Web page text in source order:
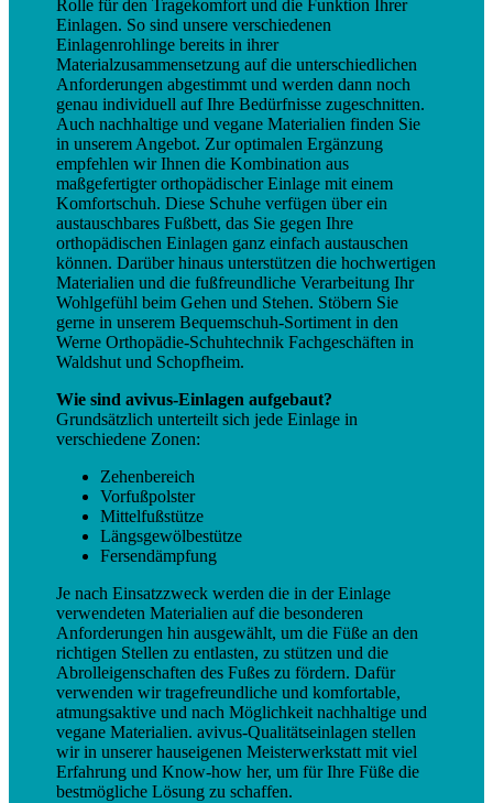
Rolle für den Tragekomfort und die Funktion Ihrer
Einlagen. So sind unsere verschiedenen
Einlagenrohlinge bereits in ihrer
Materialzusammensetzung auf die unterschiedlichen
Anforderungen abgestimmt und werden dann noch
genau individuell auf Ihre Bedürfnisse zugeschnitten.
Auch nachhaltige und vegane Materialien finden Sie
in unserem Angebot. Zur optimalen Ergänzung
empfehlen wir Ihnen die Kombination aus
maßgefertigter orthopädischer Einlage mit einem
Komfortschuh. Diese Schuhe verfügen über ein
austauschbares Fußbett, das Sie gegen Ihre
orthopädischen Einlagen ganz einfach austauschen
können. Darüber hinaus unterstützen die hochwertigen
Materialien und die fußfreundliche Verarbeitung Ihr
Wohlgefühl beim Gehen und Stehen. Stöbern Sie
gerne in unserem Bequemschuh-Sortiment in den
Werne Orthopädie-Schuhtechnik Fachgeschäften in
Waldshut und Schopfheim.
Wie sind avivus-Einlagen aufgebaut?
Grundsätzlich unterteilt sich jede Einlage in
verschiedene Zonen:
Zehenbereich
Vorfußpolster
Mittelfußstütze
Längsgewölbestütze
Fersendämpfung
Je nach Einsatzzweck werden die in der Einlage
verwendeten Materialien auf die besonderen
Anforderungen hin ausgewählt, um die Füße an den
richtigen Stellen zu entlasten, zu stützen und die
Abrolleigenschaften des Fußes zu fördern. Dafür
verwenden wir tragefreundliche und komfortable,
atmungsaktive und nach Möglichkeit nachhaltige und
vegane Materialien. avivus-Qualitätseinlagen stellen
wir in unserer hauseigenen Meisterwerkstatt mit viel
Erfahrung und Know-how her, um für Ihre Füße die
bestmögliche Lösung zu schaffen.